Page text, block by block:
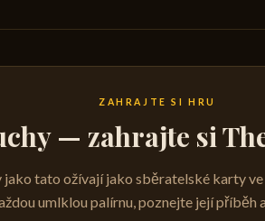
ZAHRAJTE SI HRU
— zahrajte si
jako tato ožívají jako sběratelské karty ve
umlklou palírnu, poznejte její příběh